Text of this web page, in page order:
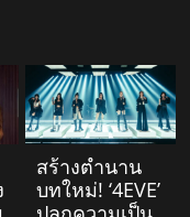
สร้างตำนาน
บทใหม่! ‘4EVE’